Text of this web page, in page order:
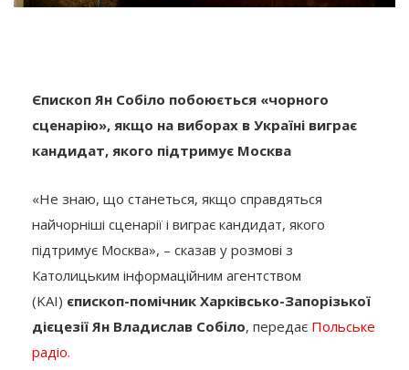
Єпископ Ян Собіло побоюється «чорного
сценарію», якщо на виборах в Україні виграє
кандидат, якого підтримує Москва
«Не знаю, що станеться, якщо справдяться
найчорніші сценарії і виграє кандидат, якого
підтримує Москва», – сказав у розмові з
Католицьким інформаційним агентством
(KAI) єпископ-помічник Харківсько-Запорізької
дієцезії Ян Владислав Собіло, передає Польське
радіо.